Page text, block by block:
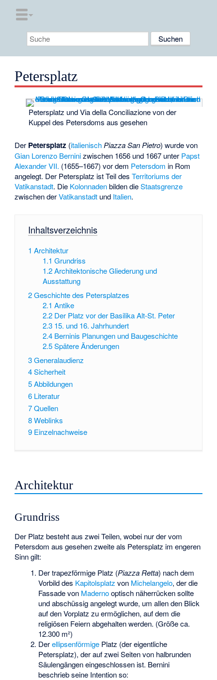
Petersplatz
Petersplatz und Via della Conciliazione von der
Kuppel des Petersdoms aus gesehen
Der Petersplatz (italienisch Piazza San Pietro) wurde von
Gian Lorenzo Berninizwischen 1656 und 1667 unter Papst
Alexander VII. (1655–1667) vor dem Petersdom in Rom
angelegt. Der Petersplatz ist Teil desTerritoriums der
Vatikanstadt. Die Kolonnadenbilden dieStaatsgrenze
zwischen derVatikanstadt und Italien.
Inhaltsverzeichnis
1 Architektur
1.1 Grundriss
1.2 Architektonische Gliederung und
Ausstattung
2Geschichte des Petersplatzes
2.1 Antike
2.2 Der Platz vor der Basilika Alt-St. Peter
2.3 15. und 16. Jahrhundert
2.4 Berninis Planungen und Baugeschichte
2.5 Spätere Änderungen
3Generalaudienz
4Sicherheit
5Abbildungen
6 Literatur
7Quellen
8Weblinks
9 Einzelnachweise
Architektur
Grundriss
Der Platz besteht aus zwei Teilen, wobei nur der vom
Petersdom aus gesehen zweite als Petersplatz im engeren
Sinn gilt:
Der trapezförmige Platz (Piazza Retta) nach dem
Vorbild des Kapitolsplatz von Michelangelo, der die
Fassade von Madernooptisch näherrücken sollte
und abschüssig angelegt wurde, um allen den Blick
auf den Vorplatz zu ermöglichen, auf dem die
religiösen Feiern abgehalten werden. (Größe ca.
12.300 m²)
Derellipsenförmige Platz (der eigentliche
Petersplatz), der auf zwei Seiten von halbrunden
Säulengängen eingeschlossen ist. Bernini
beschrieb seine Intention so: